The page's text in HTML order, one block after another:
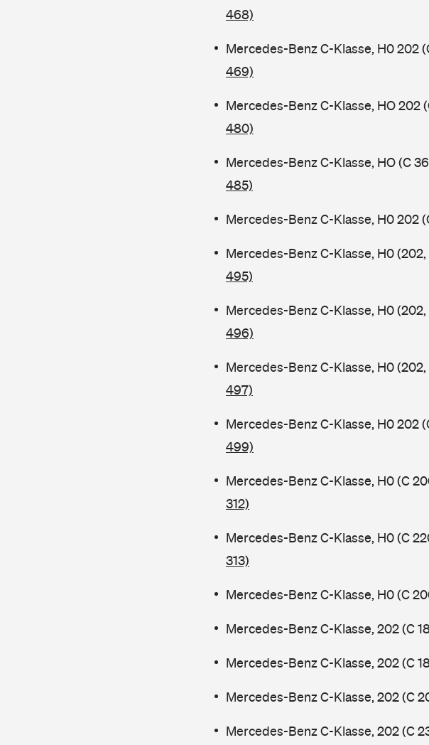
468)
Mercedes-Benz C-Klasse, H0 202
469)
Mercedes-Benz C-Klasse, HO 202
480)
Mercedes-Benz C-Klasse, HO (C
485)
Mercedes-Benz C-Klasse, H0 202
Mercedes-Benz C-Klasse, H0
495)
Mercedes-Benz C-Klasse, H0
496)
Mercedes-Benz C-Klasse, H0 (202,
497)
Mercedes-Benz C-Klasse, H0 202
499)
Mercedes-Benz C-Klasse, H0 (C
312)
Mercedes-Benz C-Klasse, H0 (C
313)
Mercedes-Benz C-Klasse, H0 (C
Mercedes-Benz C-Klasse, 202 (C
Mercedes-Benz C-Klasse, 202 (C
Mercedes-Benz C-Klasse, 202 (C
Mercedes-Benz C-Klasse, 202 (C